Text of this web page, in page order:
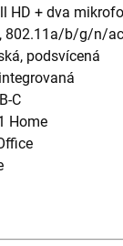
HD + dva
802.11a/b/g/n/
podsvícená
C
Home